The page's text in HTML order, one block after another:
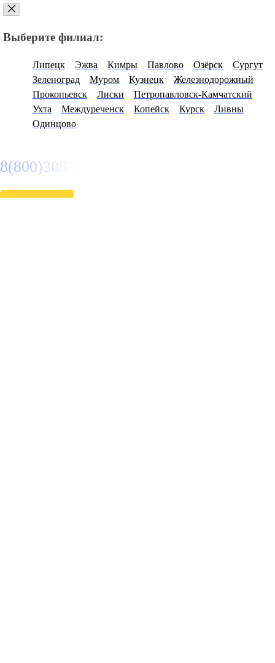
Выберите филиал:
Липецк Эжва Кимры Павлово Озёрск
Сургут
Зеленоград
Муром Кузнецк
Железнодорожный
Прокопьевск
Лиски
Петропавловск-Камчатский
Ухта
Междуреченск Копейск Курск
Ливны
Одинцово
8(800)3085303